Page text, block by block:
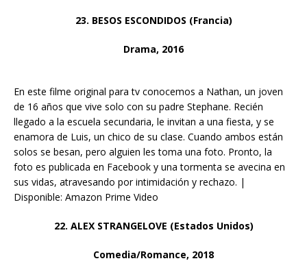
23. BESOS ESCONDIDOS (Francia)
Drama, 2016
En este filme original para tv conocemos a Nathan, un joven
de 16 años que vive solo con su padre Stephane. Recién
llegado a la escuela secundaria, le invitan a una fiesta, y se
enamora de Luis, un chico de su clase. Cuando ambos están
solos se besan, pero alguien les toma una foto. Pronto, la
foto es publicada en Facebook y una tormenta se avecina en
sus vidas, atravesando por intimidación y rechazo. |
Disponible: Amazon Prime Video
22. ALEX STRANGELOVE (Estados Unidos)
Comedia/Romance, 2018